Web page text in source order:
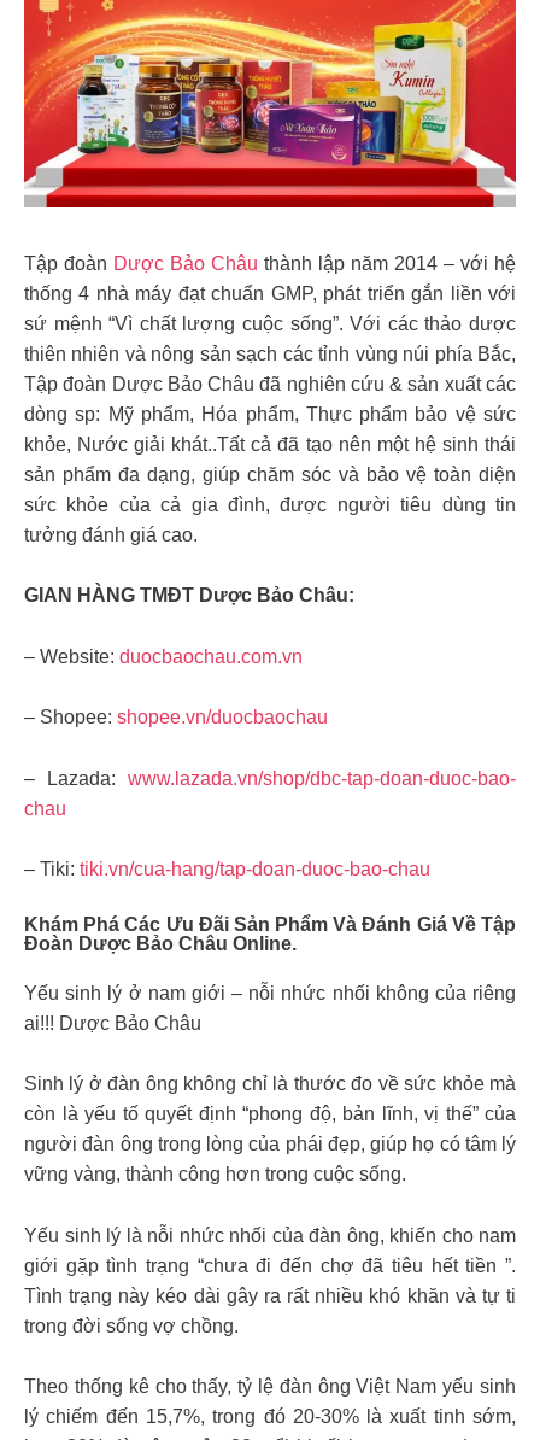
Tập đoàn Dược Bảo Châu thành lập năm 2014 – với hệ
thống 4 nhà máy đạt chuẩn GMP, phát triển gắn liền với
sứ mệnh “Vì chất lượng cuộc sống”. Với các thảo dược
thiên nhiên và nông sản sạch các tỉnh vùng núi phía Bắc,
Tập đoàn Dược Bảo Châu đã nghiên cứu & sản xuất các
dòng sp: Mỹ phẩm, Hóa phẩm, Thực phẩm bảo vệ sức
khỏe, Nước giải khát..Tất cả đã tạo nên một hệ sinh thái
sản phẩm đa dạng, giúp chăm sóc và bảo vệ toàn diện
sức khỏe của cả gia đình, được người tiêu dùng tin
tưởng đánh giá cao.
GIAN HÀNG TMĐT Dược Bảo Châu:
– Website: duocbaochau.com.vn
– Shopee: shopee.vn/duocbaochau
– Lazada: www.lazada.vn/shop/dbc-tap-doan-duoc-bao-
chau
– Tiki: tiki.vn/cua-hang/tap-doan-duoc-bao-chau
Khám Phá Các Ưu Đãi Sản Phẩm Và Đánh Giá Về Tập
Đoàn Dược Bảo Châu Online.
Yếu sinh lý ở nam giới – nỗi nhức nhối không của riêng
ai!!! Dược Bảo Châu
Sinh lý ở đàn ông không chỉ là thước đo về sức khỏe mà
còn là yếu tố quyết định “phong độ, bản lĩnh, vị thế” của
người đàn ông trong lòng của phái đẹp, giúp họ có tâm lý
vững vàng, thành công hơn trong cuộc sống.
Yếu sinh lý là nỗi nhức nhối của đàn ông, khiến cho nam
giới gặp tình trạng “chưa đi đến chợ đã tiêu hết tiền ”.
Tình trạng này kéo dài gây ra rất nhiều khó khăn và tự ti
trong đời sống vợ chồng.
Theo thống kê cho thấy, tỷ lệ đàn ông Việt Nam yếu sinh
lý chiếm đến 15,7%, trong đó 20-30% là xuất tinh sớm,